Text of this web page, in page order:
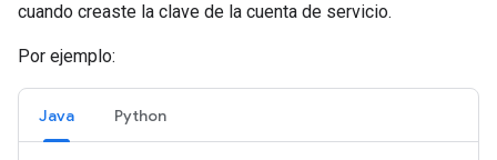
cuando creaste la clave de la cuenta de servicio.
Por ejemplo:
Java Python